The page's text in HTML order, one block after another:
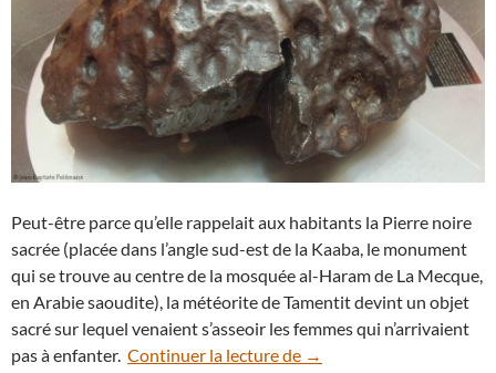
Peut-être parce qu’elle rappelait aux habitants la Pierre noire
sacrée (placée dans l’angle sud-est de la Kaaba, le monument
qui se trouve au centre de la mosquée al-Haram de La Mecque,
en Arabie saoudite), la météorite de Tamentit devint un objet
sacré sur lequel venaient s’asseoir les femmes qui n’arrivaient
pas à enfanter. Continuer la lecture de Zoom sur la météorite
→